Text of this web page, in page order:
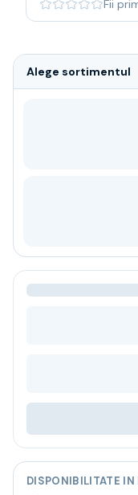
Blanded Japanese
Canadian
Rom
Vodka
Ceai
Bacanie
BLACK FRIDAY
Contact
Termeni si conditii
Politica de
Intrebari frecvente
Fii
Alege sortimentul
DISPONIBILITATE IN